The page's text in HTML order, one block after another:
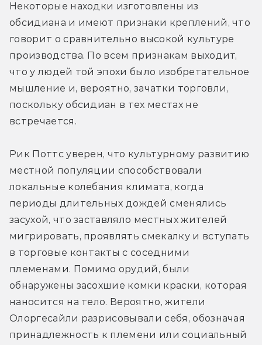
Некоторые находки изготовлены из
обсидиана и имеют признаки креплений, что
говорит о сравнительно высокой культуре
производства. По всем признакам выходит,
что у людей той эпохи было изобретательное
мышление и, вероятно, зачатки торговли,
поскольку обсидиан в тех местах не
встречается.
Рик Поттс уверен, что культурному развитию
местной популяции способствовали
локальные колебания климата, когда
периоды длительных дождей сменялись
засухой, что заставляло местных жителей
мигрировать, проявлять смекалку и вступать
в торговые контакты с соседними
племенами. Помимо орудий, были
обнаружены засохшие комки краски, которая
наносится на тело. Вероятно, жители
Олоргесайли разрисовывали себя, обозначая
принадлежность к племени или социальный